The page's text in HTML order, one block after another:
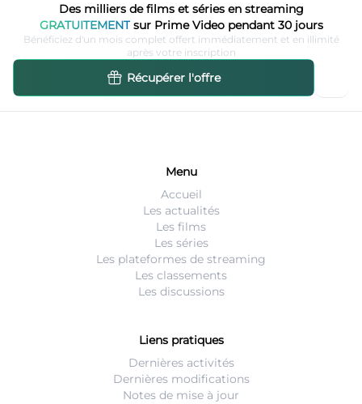
Des milliers de films et séries en streaming
GRATUITEMENTsur Prime Video pendant 30 jours
Bénéficiez d'un mois complet offert immédiatement et en illimité
après votre inscription
Récupérer l'offre
Menu
Accueil
Les actualités
Les films
Les séries
Les plateformes de streaming
Les classements
Les discussions
Liens pratiques
Dernières activités
Dernières modifications
Notes de mise à jour